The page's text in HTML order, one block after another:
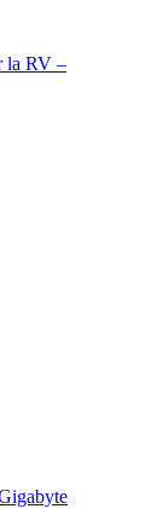
la RV –